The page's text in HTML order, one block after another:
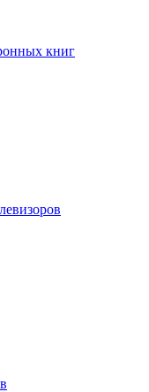
книг